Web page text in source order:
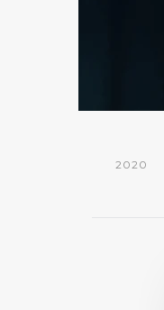
2020